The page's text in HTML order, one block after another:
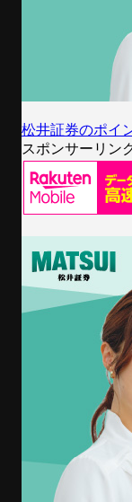
松井証券のポイ
スポンサーリン